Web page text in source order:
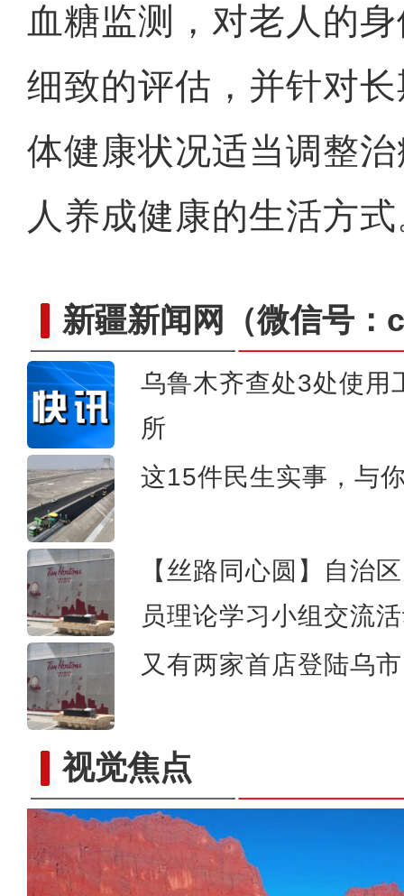
血糖监测，对老人的
细致的评估，并针对
体健康状况适当调整
人养成健康的生活方
新疆新闻网 （微信号
乌鲁木齐查处3处使用
所
这15件民生实事，与
【丝路同心圆】自治
员理论学习小组交流
又有两家首店登陆乌
视觉焦点
新疆和田：智慧养殖提升
当四大名著经典曲目邂逅新